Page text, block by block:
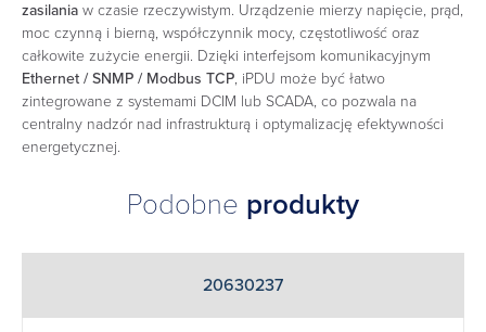
zasilania w czasie rzeczywistym. Urządzenie mierzy napięcie, prąd,
moc czynną i bierną, współczynnik mocy, częstotliwość oraz
całkowite zużycie energii. Dzięki interfejsom komunikacyjnym
Ethernet / SNMP / Modbus TCP, iPDU może być łatwo
zintegrowane z systemami DCIM lub SCADA, co pozwala na
centralny nadzór nad infrastrukturą i optymalizację efektywności
energetycznej.
Podobne produkty
20630237